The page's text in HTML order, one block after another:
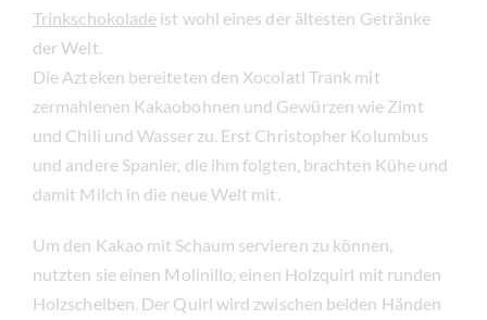
Trinkschokolade ist wohl eines der ältesten Getränke
der Welt.
Die Azteken bereiteten den Xocolatl Trank mit
zermahlenen Kakaobohnen und Gewürzen wie Zimt
und Chili und Wasser zu. Erst Christopher Kolumbus
und andere Spanier, die ihm folgten, brachten Kühe und
damit Milch in die neue Welt mit.
Um den Kakao mit Schaum servieren zu können,
nutzten sie einen Molinillo, einen Holzquirl mit runden
Holzscheiben. Der Quirl wird zwischen beiden Händen